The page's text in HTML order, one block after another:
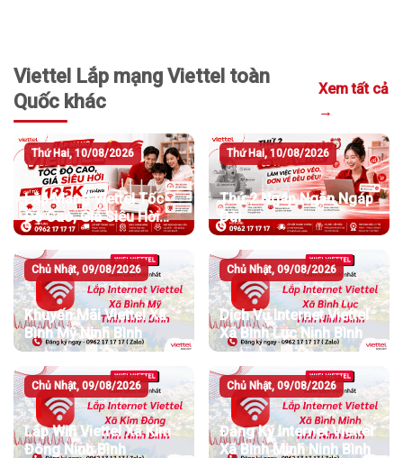
Viettel Lắp mạng Viettel toàn
Quốc khác
Xem tất cả
→
Thứ Hai, 10/08/2026
Lắp Mạng Viettel Tốc
Độ Cao, Giá Siêu Hời
Chỉ Từ 195K/Tháng
Thứ Hai, 10/08/2026
Thứ 2 Ngáp Ngắn Ngáp
Dài
Chủ Nhật, 09/08/2026
Khuyến Mãi Viettel Xã
Bình Mỹ Ninh Bình
Chủ Nhật, 09/08/2026
Dịch Vụ Internet Viettel
Xã Bình Lục Ninh Bình
Chủ Nhật, 09/08/2026
Lắp Wifi Viettel Xã Kim
Đông Ninh Bình
Chủ Nhật, 09/08/2026
Đăng Ký Internet Viettel
Xã Bình Minh Ninh Bình